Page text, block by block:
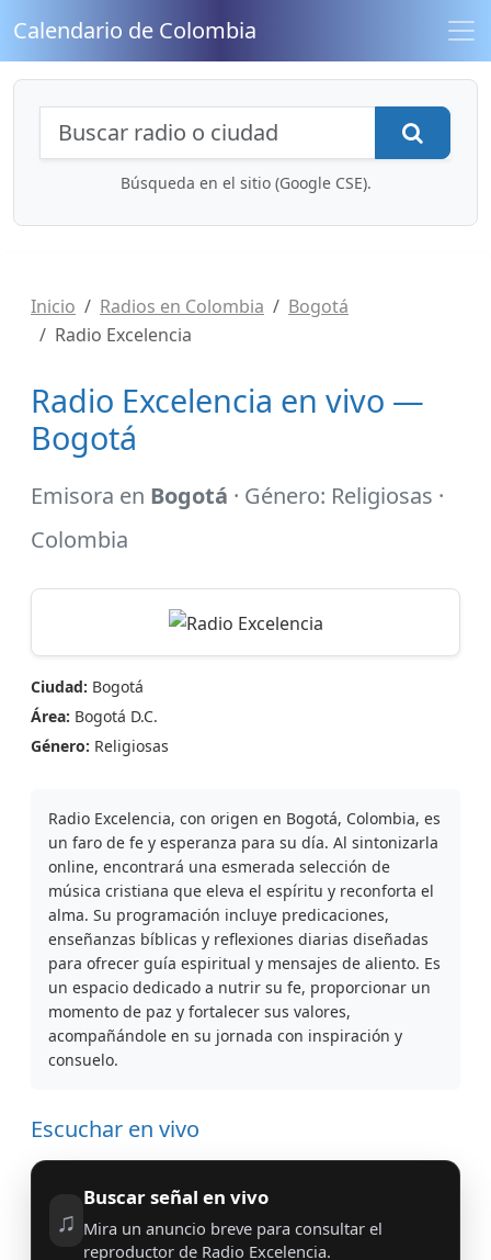
Calendario de Colombia
Búsqueda de radios y contenidos
Búsqueda en el sitio (Google CSE).
Inicio Radios en Colombia
Bogotá
Radio Excelencia
Radio Excelencia en vivo —
Bogotá
Emisora en Bogotá · Género: Religiosas ·
Colombia
Ciudad: Bogotá
Área: Bogotá D.C.
Género: Religiosas
Radio Excelencia, con origen en Bogotá, Colombia, es
un faro de fe y esperanza para su día. Al sintonizarla
online, encontrará una esmerada selección de
música cristiana que eleva el espíritu y reconforta el
alma. Su programación incluye predicaciones,
enseñanzas bíblicas y reflexiones diarias diseñadas
para ofrecer guía espiritual y mensajes de aliento. Es
un espacio dedicado a nutrir su fe, proporcionar un
momento de paz y fortalecer sus valores,
acompañándole en su jornada con inspiración y
consuelo.
Escuchar en vivo
♫
Buscar señal en vivo
Mira un anuncio breve para consultar el
reproductor de Radio Excelencia.